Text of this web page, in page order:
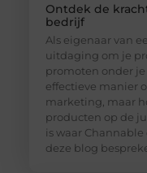
Ontdek de
bedrijf
Als eigenaar van
uitdaging om je
promoten onder
effectieve manier
marketing, maar
producten op de
is waar
deze blog